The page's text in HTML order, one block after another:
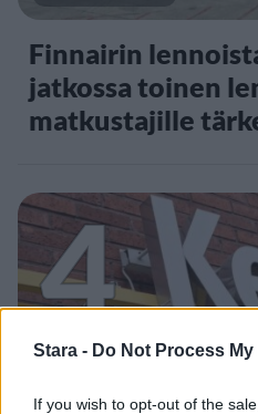
Stara - Do Not Process
If you wish to opt-out of the
Finnairin
jatkossa toinen
matkustajille
4
UUTISET